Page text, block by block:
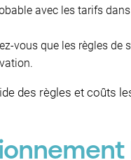
avec les tarifs
vous que les règles
des règles et coûts